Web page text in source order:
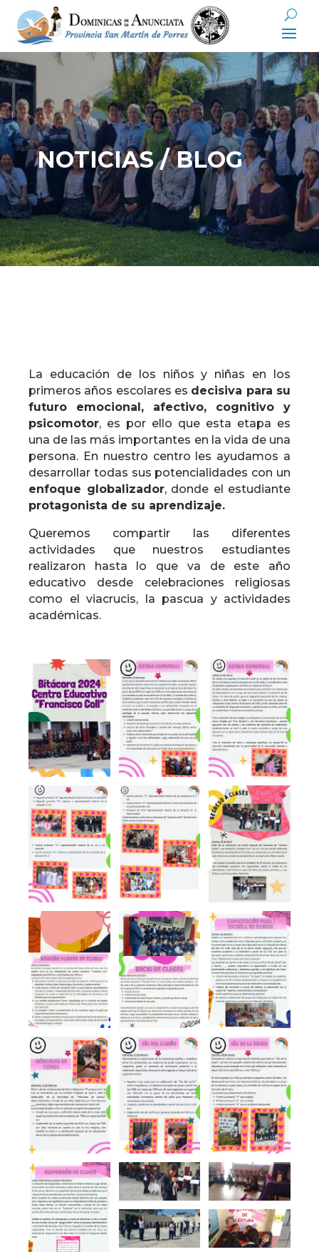
NOTICIAS / BLOG
La educación de los niños y niñas en los
primeros años escolares es decisiva para su
futuro emocional, afectivo, cognitivo y
psicomotor, es por ello que esta etapa es
una de las más importantes en la vida de una
persona. En nuestro centro les ayudamos a
desarrollar todas sus potencialidades con un
enfoque globalizador, donde el estudiante
protagonista de su aprendizaje.
Queremos compartir las diferentes
actividades que nuestros estudiantes
realizaron hasta lo que va de este año
educativo desde celebraciones religiosas
como el viacrucis, la pascua y actividades
académicas.